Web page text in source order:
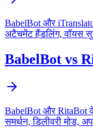
BabelBot और
अटैचमेंट हैंडलिंग, वॉयस
BabelBot vs
BabelBot और RitaBot के
समर्थन, डिलीवरी मोड,